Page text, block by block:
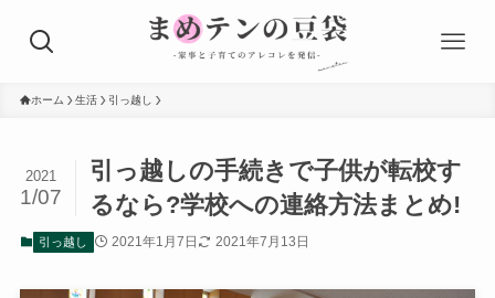
ホーム 生活 引っ越し
引っ越しの手続きで子供が転校す
るなら?学校への連絡方法まとめ!
2021
1/07
引っ越し 2021年1月7日 2021年7月13日